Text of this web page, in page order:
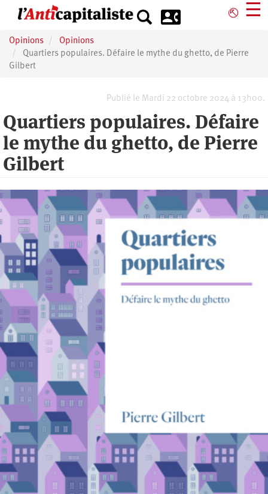
principal
⎋ ☰
Opinions
Opinions
Quartiers populaires. Défaire le mythe du ghetto, de Pierre
Gilbert
Publié le Mardi 22 octobre 2024 à 13h00.
Quartiers populaires. Défaire
le mythe du ghetto, de Pierre
Gilbert